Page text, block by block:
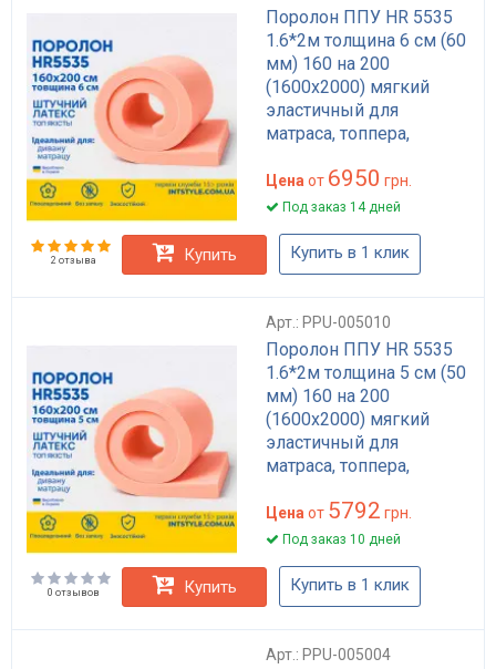
Поролон ППУ HR 5535
1.6*2м толщина 6 см (60
мм) 160 на 200
(1600х2000) мягкий
эластичный для
матраса, топпера,
Цена от 6950 грн.
Под заказ 14 дней
2 отзыва Купить Купить в 1 клик
Арт.: PPU-005010
Поролон ППУ HR 5535
1.6*2м толщина 5 см (50
мм) 160 на 200
(1600х2000) мягкий
эластичный для
матраса, топпера,
Цена от 5792 грн.
Под заказ 10 дней
0 отзывов Купить Купить в 1 клик
Арт.: PPU-005004